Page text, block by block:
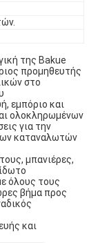
της Bakue
προμηθευτής
στο
εμπόριο και
ολοκληρωμένων
για την
καταναλωτών
μπανιέρες,
όλους τους
βήμα προς
και